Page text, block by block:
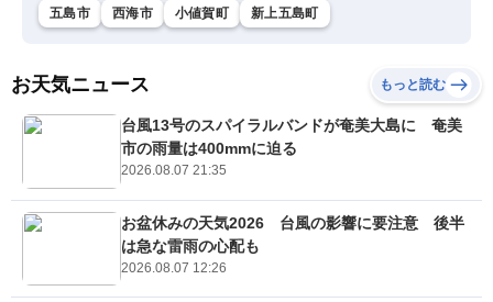
五島市 西海市 小値賀町 新上五島町
お天気ニュース もっと読む
台風13号のスパイラルバンドが奄美大島に 奄美
市の雨量は400mmに迫る
2026.08.07 21:35
お盆休みの天気2026 台風の影響に要注意 後半
は急な雷雨の心配も
2026.08.07 12:26